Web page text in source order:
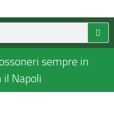
sempre in
Napoli